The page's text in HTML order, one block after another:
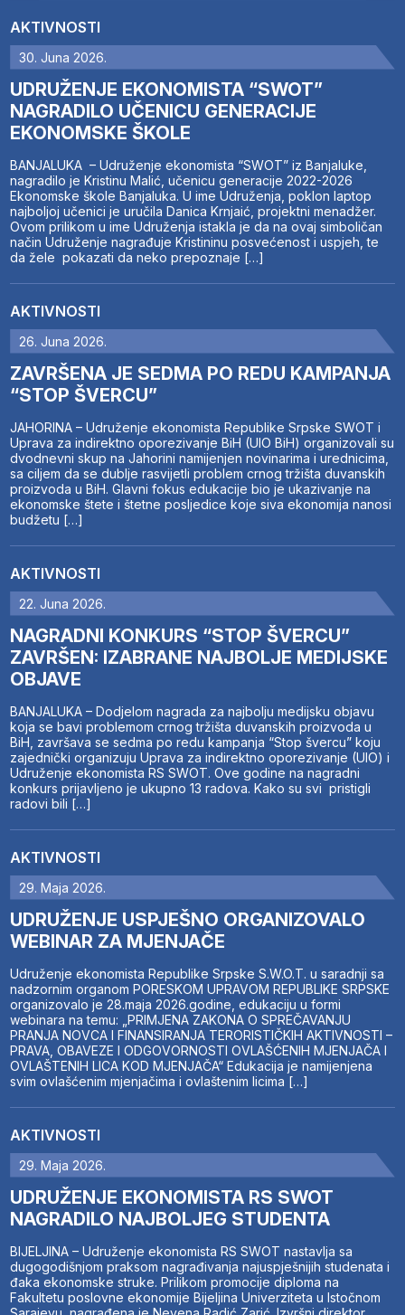
AKTIVNOSTI
30. Juna 2026.
UDRUŽENJE EKONOMISTA “SWOT”
NAGRADILO UČENICU GENERACIJE
EKONOMSKE ŠKOLE
BANJALUKA – Udruženje ekonomista “SWOT” iz Banjaluke,
nagradilo je Kristinu Malić, učenicu generacije 2022-2026
Ekonomske škole Banjaluka. U ime Udruženja, poklon laptop
najboljoj učenici je uručila Danica Krnjaić, projektni menadžer.
Ovom prilikom u ime Udruženja istakla je da na ovaj simboličan
način Udruženje nagrađuje Kristininu posvećenost i uspjeh, te
da žele pokazati da neko prepoznaje […]
AKTIVNOSTI
26. Juna 2026.
ZAVRŠENA JE SEDMA PO REDU KAMPANJA
“STOP ŠVERCU”
JAHORINA – Udruženje ekonomista Republike Srpske SWOT i
Uprava za indirektno oporezivanje BiH (UIO BiH) organizovali su
dvodnevni skup na Jahorini namijenjen novinarima i urednicima,
sa ciljem da se dublje rasvijetli problem crnog tržišta duvanskih
proizvoda u BiH. Glavni fokus edukacije bio je ukazivanje na
ekonomske štete i štetne posljedice koje siva ekonomija nanosi
budžetu […]
AKTIVNOSTI
22. Juna 2026.
NAGRADNI KONKURS “STOP ŠVERCU”
ZAVRŠEN: IZABRANE NAJBOLJE MEDIJSKE
OBJAVE
BANJALUKA – Dodjelom nagrada za najbolju medijsku objavu
koja se bavi problemom crnog tržišta duvanskih proizvoda u
BiH, završava se sedma po redu kampanja “Stop švercu” koju
zajednički organizuju Uprava za indirektno oporezivanje (UIO) i
Udruženje ekonomista RS SWOT. Ove godine na nagradni
konkurs prijavljeno je ukupno 13 radova. Kako su svi pristigli
radovi bili […]
AKTIVNOSTI
29. Maja 2026.
UDRUŽENJE USPJEŠNO ORGANIZOVALO
WEBINAR ZA MJENJAČE
Udruženje ekonomista Republike Srpske S.W.O.T. u saradnji sa
nadzornim organom PORESKOM UPRAVOM REPUBLIKE SRPSKE
organizovalo je 28.maja 2026.godine, edukaciju u formi
webinara na temu: „PRIMJENA ZAKONA O SPREČAVANJU
PRANJA NOVCA I FINANSIRANJA TERORISTIČKIH AKTIVNOSTI –
PRAVA, OBAVEZE I ODGOVORNOSTI OVLAŠĆENIH MJENJAČA I
OVLAŠTENIH LICA KOD MJENJAČA“ Edukacija je namijenjena
svim ovlašćenim mjenjačima i ovlaštenim licima […]
AKTIVNOSTI
29. Maja 2026.
UDRUŽENJE EKONOMISTA RS SWOT
NAGRADILO NAJBOLJEG STUDENTA
BIJELJINA – Udruženje ekonomista RS SWOT nastavlja sa
dugogodišnjom praksom nagrađivanja najuspješnijih studenata i
đaka ekonomske struke. Prilikom promocije diploma na
Fakultetu poslovne ekonomije Bijeljina Univerziteta u Istočnom